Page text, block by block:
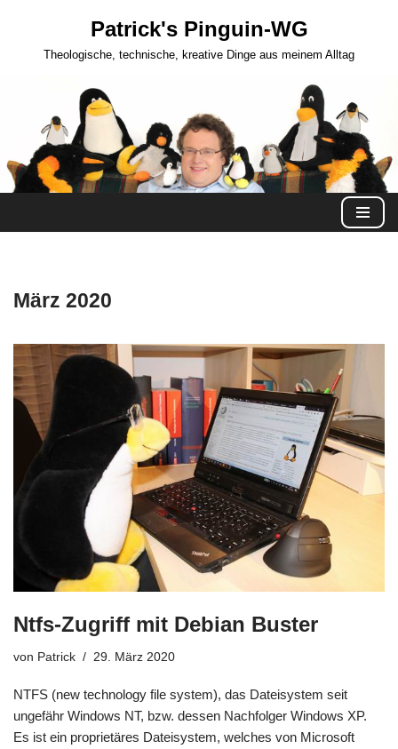
Patrick's Pinguin-WG
Theologische, technische, kreative Dinge aus meinem Alltag
März 2020
Ntfs-Zugriff mit Debian Buster
von Patrick 29. März 2020
NTFS (new technology file system), das Dateisystem seit
ungefähr Windows NT, bzw. dessen Nachfolger Windows XP.
Es ist ein proprietäres Dateisystem, welches von Microsoft